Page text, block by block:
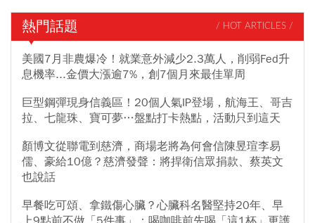
熱門話題 / HOT ARTICLES /
美國7月非農爆冷！就業意外減少2.3萬人，削弱Fed升
息機率...金價大漲逾7%，創7個月來最佳單周
巨型鋼彈現身信義區！20個人氣IP登場，航海王、哥吉
拉、七龍珠、寶可夢…盤點打卡熱點，活動只到這天
顏博文從聯電到慈濟，商場老將為何會信陳昱瑄李易
儒、豪給10億？慈濟發聲：將捍衛信眾捐款、蔡英文
也說話
早餐吃可頌、拿鐵傷心臟？心臟科名醫堅持20年、早